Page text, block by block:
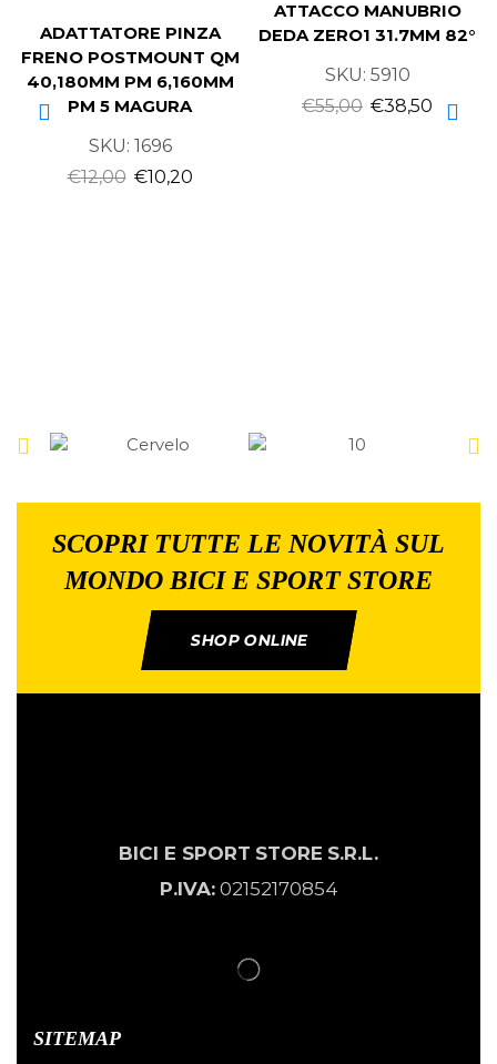
ADATTATORE PINZA
FRENO POSTMOUNT QM
40,180MM PM 6,160MM
PM 5 MAGURA
SKU: 1696
€12,00 €10,20
ATTACCO MANUBRIO
DEDA ZERO1 31.7MM 82°
SKU: 5910
€55,00 €38,50
SCOPRI TUTTE LE NOVITÀ SUL
MONDO BICI E SPORT STORE
SHOP ONLINE
BICI E SPORT STORE S.R.L.
P.IVA:02152170854
SITEMAP